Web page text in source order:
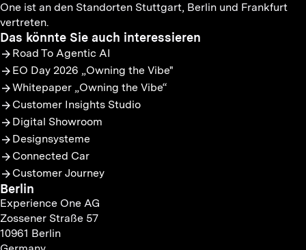
One ist an den Standorten Stuttgart, Berlin und Frankfurt
vertreten.
Das könnte Sie auch interessieren
Road To Agentic AI
EO Day 2026 „Owning the Vibe"
Whitepaper „Owning the Vibe“
Customer Insights Studio
Digital Showroom
Designsysteme
Connected Car
Customer Journey
Berlin
Experience One AG
Zossener Straße 57
10961 Berlin